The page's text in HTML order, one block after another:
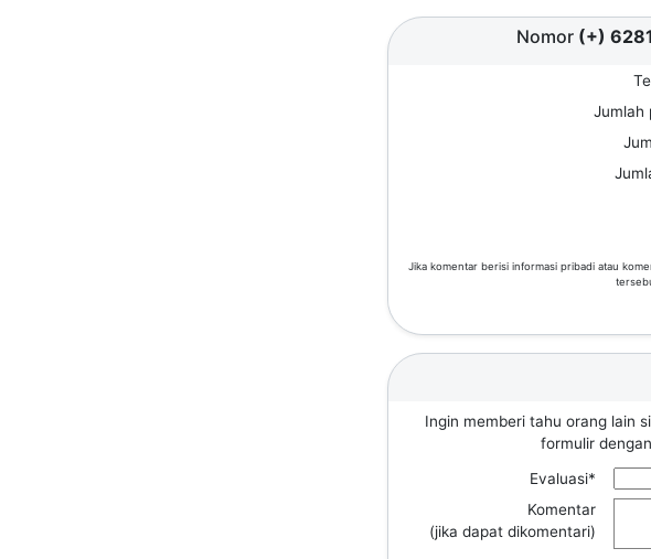
Nomor (+)
Jumlah
Jika komentar berisi informasi pribadi atau
Ingin memberi tahu orang lain
formulir
Evaluasi*
Komentar
(jika dapat dikomentari)